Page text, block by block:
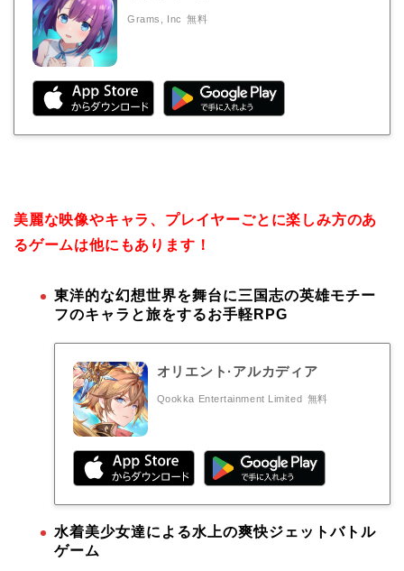
Grams, Inc 無料
美麗な映像やキャラ、プレイヤーごとに楽しみ方のあ
るゲームは他にもあります！
東洋的な幻想世界を舞台に三国志の英雄モチー
フのキャラと旅をするお手軽RPG
オリエント·アルカディア
Qookka Entertainment Limited 無料
水着美少女達による水上の爽快ジェットバトル
ゲーム